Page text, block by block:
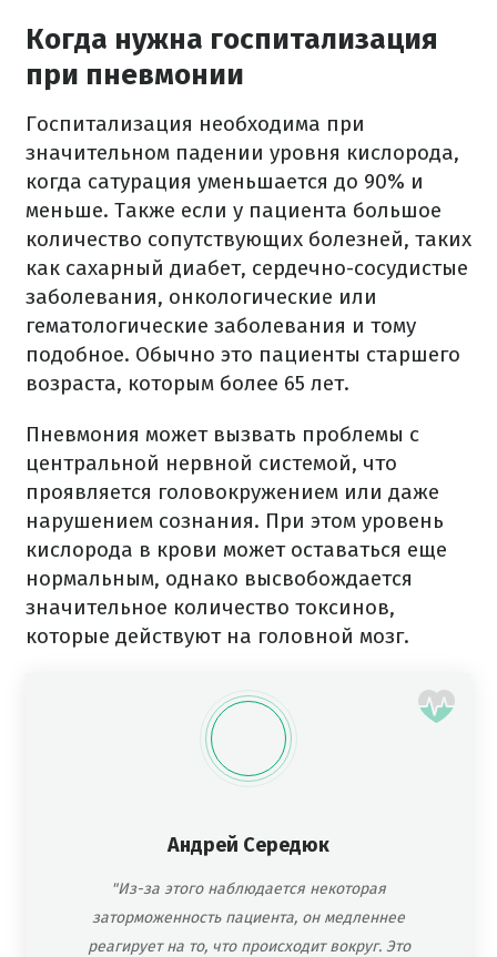
Когда нужна госпитализация
при пневмонии
Госпитализация необходима при
значительном падении уровня кислорода,
когда сатурация уменьшается до 90% и
меньше. Также если у пациента большое
количество сопутствующих болезней, таких
как сахарный диабет, сердечно-сосудистые
заболевания, онкологические или
гематологические заболевания и тому
подобное. Обычно это пациенты старшего
возраста, которым более 65 лет.
Пневмония может вызвать проблемы с
центральной нервной системой, что
проявляется головокружением или даже
нарушением сознания. При этом уровень
кислорода в крови может оставаться еще
нормальным, однако высвобождается
значительное количество токсинов,
которые действуют на головной мозг.
Андрей Середюк
"Из-за этого наблюдается некоторая
заторможенность пациента, он медленнее
реагирует на то, что происходит вокруг. Это